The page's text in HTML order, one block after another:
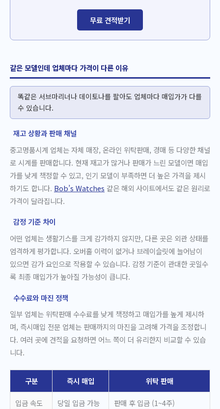
무료 견적받기
같은 모델인데 업체마다 가격이 다른 이유
똑같은 서브마리너나 데이토나를 팔아도 업체마다 매입가가 다를
수 있습니다.
재고 상황과 판매 채널
중고명품시계 업체는 자체 매장, 온라인 위탁판매, 경매 등 다양한 채널
로 시계를 판매합니다. 현재 재고가 많거나 판매가 느린 모델이면 매입
가를 낮게 책정할 수 있고, 인기 모델이 부족하면 더 높은 가격을 제시
하기도 합니다. Bob’s Watches 같은 해외 사이트에서도 같은 원리로
가격이 달라집니다.
감정 기준 차이
어떤 업체는 생활기스를 크게 감가하지 않지만, 다른 곳은 외관 상태를
엄격하게 평가합니다. 오버홀 이력이 없거나 브레이슬릿에 늘어남이
있으면 감가 요인으로 작용할 수 있습니다. 감정 기준이 관대한 곳일수
록 최종 매입가가 높아질 가능성이 큽니다.
수수료와 마진 정책
일부 업체는 위탁판매 수수료를 낮게 책정하고 매입가를 높게 제시하
며, 즉시매입 전문 업체는 판매까지의 마진을 고려해 가격을 조정합니
다. 여러 곳에 견적을 요청하면 어느 쪽이 더 유리한지 비교할 수 있습
니다.
구분 즉시 매입 위탁 판매
입금 속도 당일 입금 가능 판매 후 입금 (1~4주)